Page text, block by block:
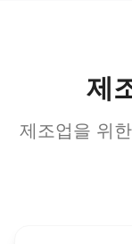
제
제조업을 위